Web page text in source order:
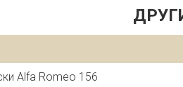
Alfa Romeo 156